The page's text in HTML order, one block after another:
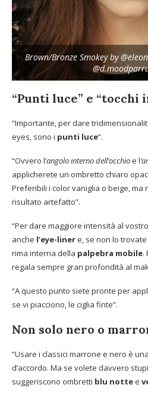
Brown/Bronze Smokey by
“Punti luce” e “tocchi
“Importante, per dare
eyes, sono i punti luce“.
“Ovvero l’angolo interno dell’occhioe l
applicherete un ombretto chiaro
Preferibili i color vaniglia o beige, ma
risultato artefatto”.
“Per dare maggiore intensità al
anche l’eye-linere, se non lo
rima interna della palpebra mobile.
regala sempre gran profondità al
“A questo punto siete pronte per
se vi piacciono, le ciglia finte”.
Non solo nero o
“Usare i classici marrone e nero è
d’accordo. Ma se volete davvero
suggeriscono ombretti blu nottee